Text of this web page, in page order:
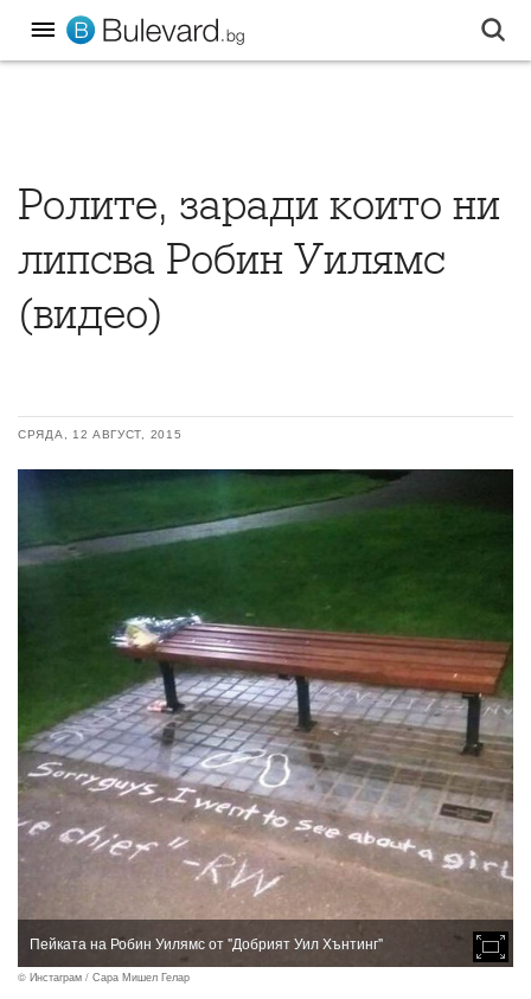
Ролите, заради които ни
липсва Робин Уилямс
(видео)
СРЯДА, 12 АВГУСТ, 2015
Пейката на Робин Уилямс от "Добрият Уил Хънтинг"
© Инстаграм / Сара Мишел Гелар